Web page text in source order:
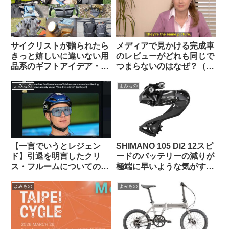
サイクリストが贈られたら
きっと嬉しいに違いない用
品系のギフトアイデア・お
のあるものから】
メディアで見かける完成車
のレビューがどれも同じで
つまらないのはなぜ？（海
よみもの
【一言でいうとレジェン
ド】引退を明言したクリ
ス・フルームについての海
る
よみもの
SHIMANO 105 Di2 12スピ
ードのバッテリーの減りが
極端に早いような気がする
（海外掲示板から）
よみもの よみもの